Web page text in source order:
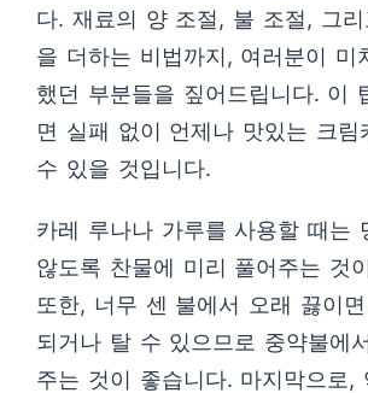
다. 재료의 양 조절, 불 조절, 그
을 더하는 비법까지, 여러분이 미
했던 부분들을 짚어드립니다. 이
면 실패 없이 언제나 맛있는 크림
수 있을 것입니다.
카레 루나나 가루를 사용할 때는
않도록 찬물에 미리 풀어주는 것
또한, 너무 센 불에서 오래 끓이
되거나 탈 수 있으므로 중약불에
주는 것이 좋습니다. 마지막으로,